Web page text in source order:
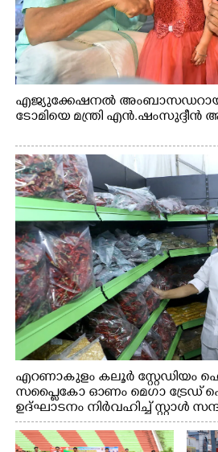
എജ്യുക്കേഷനൽ അംബാസഡറായ
ടോമിയെ മന്ത്രി എൻ.ഷംസുദ്ദീൻ
എറണാകുളം കലൂർ സ്റ്റേഡിയം
സപ്ളൈകോ ഓണം മെഗാ ട്രേഡ്
ഉദ്ഘാടനം നിർവഹിച്ച് സ്റ്റാൾ
വി.ഡി. സതീശൻ. മന്ത്രി അനൂപ്